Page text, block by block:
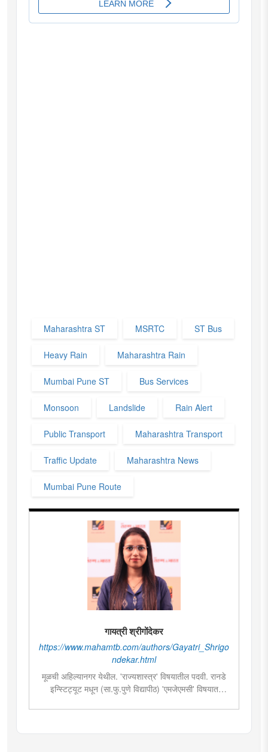
Maharashtra ST MSRTC ST Bus
Heavy Rain Maharashtra Rain
Mumbai Pune ST Bus Services
Monsoon Landslide Rain Alert
Public Transport Maharashtra Transport
Traffic Update Maharashtra News
Mumbai Pune Route
गायत्री श्रीगोंदेकर
https://www.mahamtb.com/authors/Gayatri_Shrigo
ndekar.html
मूळची अहिल्यानगर येथील. 'राज्यशास्त्र' विषयातील पदवी. रानडे
इन्स्टिट्यूट मधून (सा.फु.पुणे विद्यापीठ) 'एमजेएमसी' विषयात
प्रतिनिधी' या पदावर रुजू. सद्यस्थितीत 'इन्फ्रास्ट्रक्चर आणि